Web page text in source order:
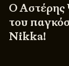
Ο Αστέρης
του
Nikka!